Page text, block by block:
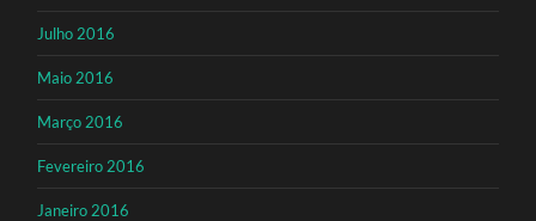
Julho 2016
Maio 2016
Março 2016
Fevereiro 2016
Janeiro 2016